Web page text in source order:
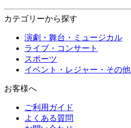
カテゴリーから探す
演劇・舞台・ミュージカル
ライブ・コンサート
スポーツ
イベント・レジャー・その他
お客様へ
ご利用ガイド
よくある質問